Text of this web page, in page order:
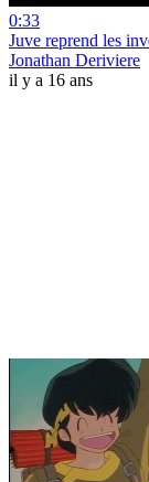
0:33
Juve reprend les
Jonathan Deriviere
il y a 16 ans